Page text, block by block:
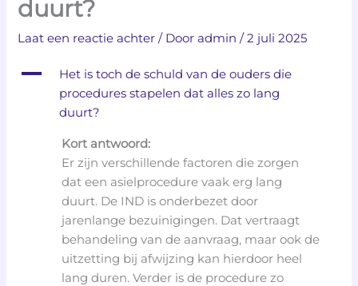
duurt?
Laat een reactie achter / Dooradmin/2 juli 2025
A
Het is toch de schuld van de ouders die
procedures stapelen dat alles zo lang
duurt?
Kort antwoord:
Er zijn verschillende factoren die zorgen
dat een asielprocedure vaak erg lang
duurt. De IND is onderbezet door
jarenlange bezuinigingen. Dat vertraagt
behandeling van de aanvraag, maar ook de
uitzetting bij afwijzing kan hierdoor heel
lang duren. Verder is de procedure zo